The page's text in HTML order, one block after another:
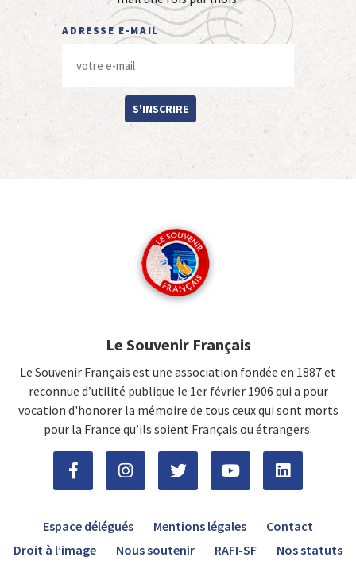
ADRESSE E-MAIL
S'INSCRIRE
Le Souvenir Français
Le Souvenir Français est une association fondée en 1887 et
reconnue d’utilité publique le 1er février 1906 qui a pour
vocation d'honorer la mémoire de tous ceux qui sont morts
pour la France qu’ils soient Français ou étrangers.
Espace délégués Mentions légales
Contact
Droit à l’image
Nous soutenir RAFI-SF Nos statuts